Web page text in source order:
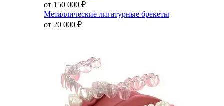
от 150 000 ₽
Металлические лигатурные брекеты
от 20 000 ₽